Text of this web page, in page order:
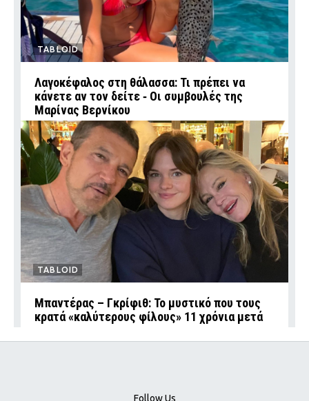
TABLOID
Λαγοκέφαλος στη θάλασσα: Τι πρέπει να
κάνετε αν τον δείτε ‑ Οι συμβουλές της
Μαρίνας Βερνίκου
TABLOID
Μπαντέρας – Γκρίφιθ: Το μυστικό που τους
κρατά «καλύτερους φίλους» 11 χρόνια μετά
Follow Us